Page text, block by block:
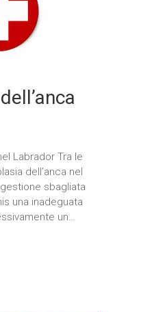
Labrador Tra le
dell’anca nel
sbagliata
una inadeguata
un…